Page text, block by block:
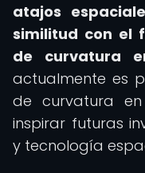
atajos
similitud con el
de curvatura
actualmente es
de curvatura
inspirar futuras
y tecnología